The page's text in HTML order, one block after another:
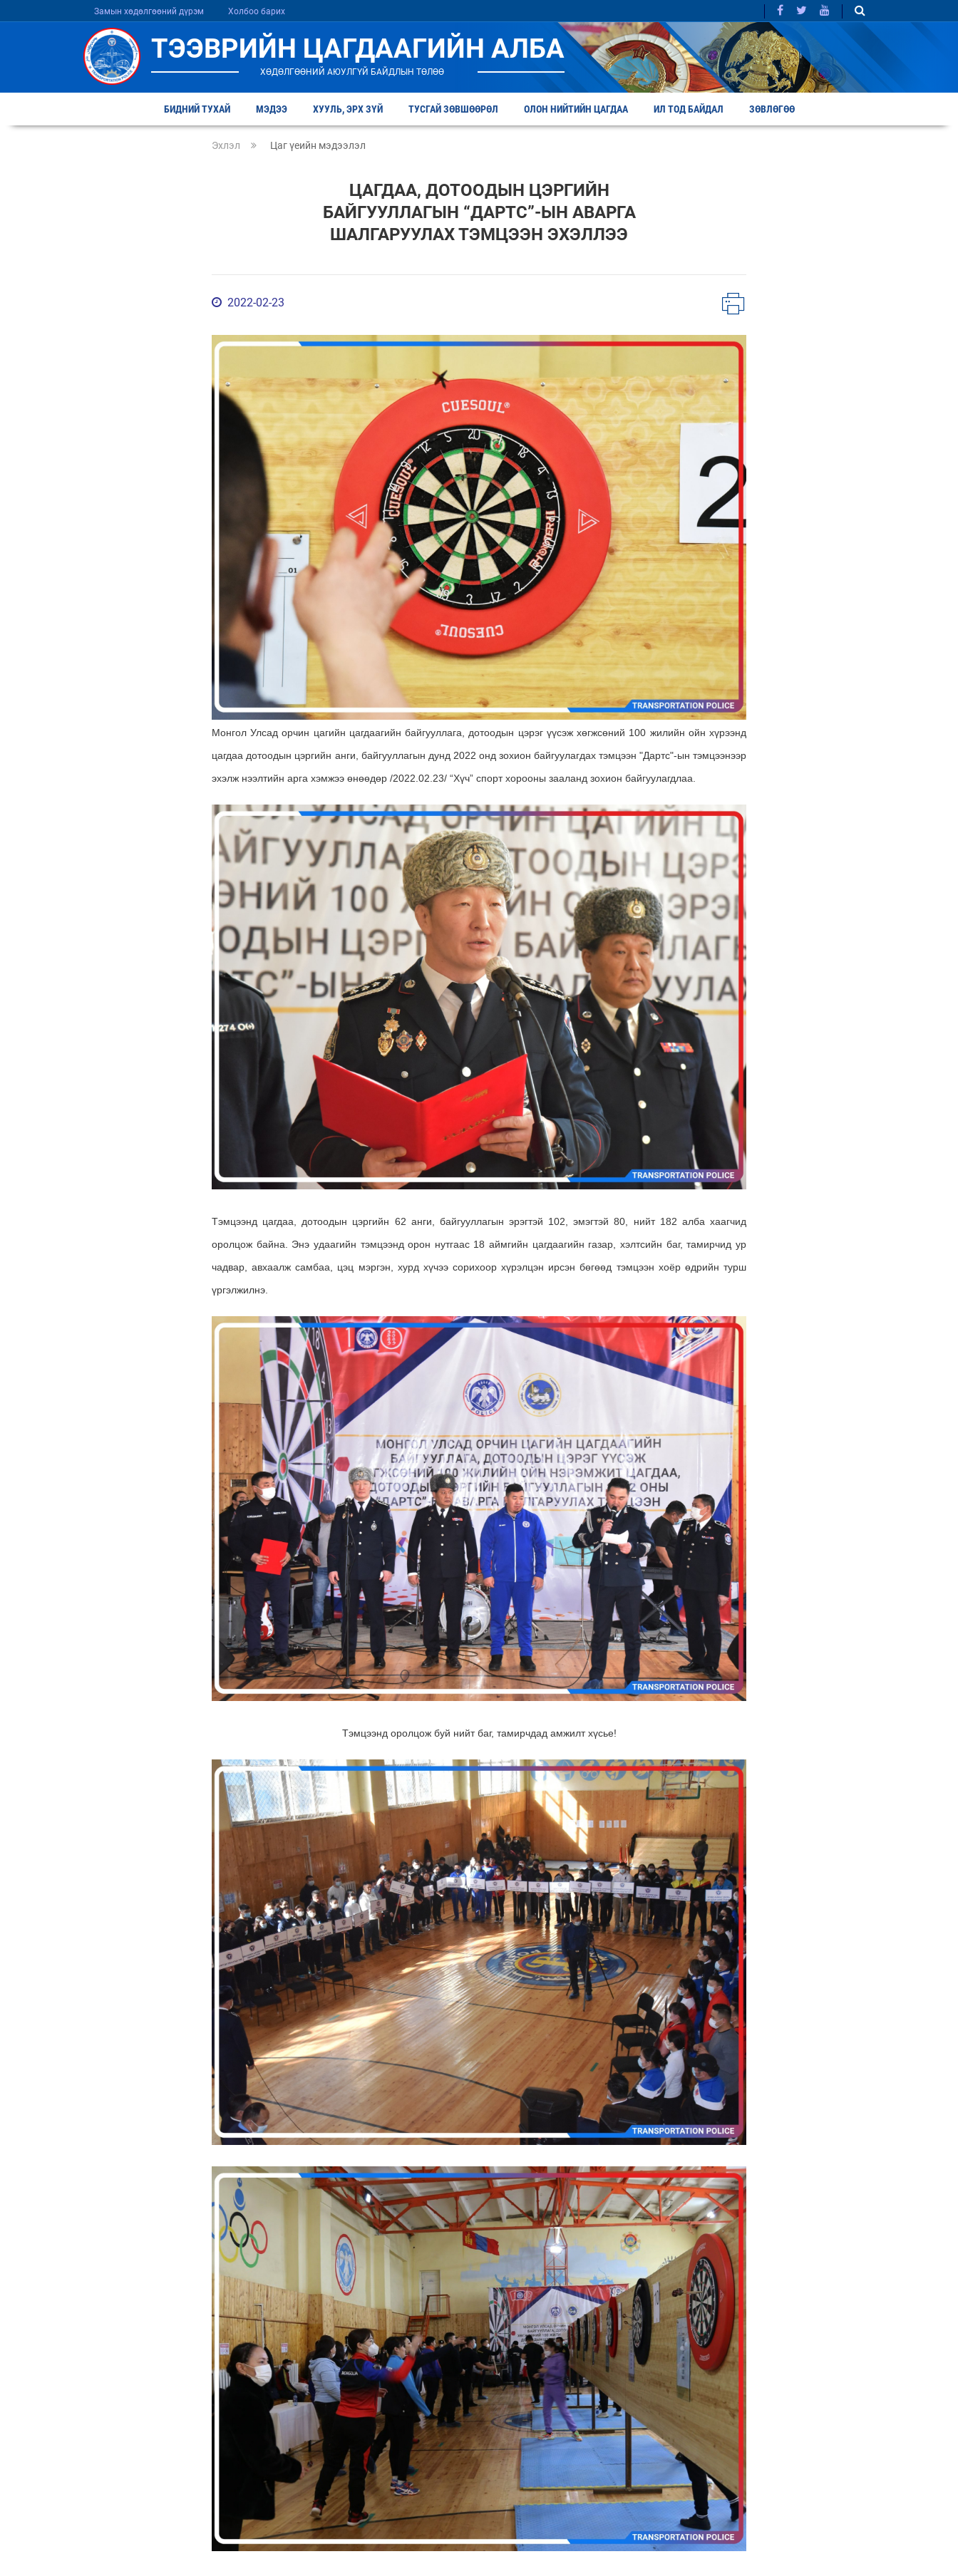
Замын хөдөлгөөний дүрэм Холбоо барих
ТЭЭВРИЙН ЦАГДААГИЙН АЛБА
ХӨДӨЛГӨӨНИЙ АЮУЛГҮЙ БАЙДЛЫН ТӨЛӨӨ
БИДНИЙ ТУХАЙ МЭДЭЭ ХУУЛЬ, ЭРХ ЗҮЙ ТУСГАЙ ЗӨВШӨӨРӨЛ ОЛОН НИЙТИЙН ЦАГДАА ИЛ ТОД БАЙДАЛ ЗӨВЛӨГӨӨ
Эхлэл Цаг үеийн мэдээлэл
ЦАГДАА, ДОТООДЫН ЦЭРГИЙН
БАЙГУУЛЛАГЫН “ДАРТС”-ЫН АВАРГА
ШАЛГАРУУЛАХ ТЭМЦЭЭН ЭХЭЛЛЭЭ
2022-02-23
Монгол Улсад орчин цагийн цагдаагийн байгууллага, дотоодын цэрэг үүсэж хөгжсөний 100 жилийн ойн хүрээнд
цагдаа дотоодын цэргийн анги, байгууллагын дунд 2022 онд зохион байгуулагдах тэмцээн "Дартс"-ын тэмцээнээр
эхэлж нээлтийн арга хэмжээ өнөөдөр /2022.02.23/ “Хүч” спорт хорооны зааланд зохион байгуулагдлаа.
Тэмцээнд цагдаа, дотоодын цэргийн 62 анги, байгууллагын эрэгтэй 102, эмэгтэй 80, нийт 182 алба хаагчид
оролцож байна. Энэ удаагийн тэмцээнд орон нутгаас 18 аймгийн цагдаагийн газар, хэлтсийн баг, тамирчид ур
чадвар, авхаалж самбаа, цэц мэргэн, хурд хүчээ сорихоор хүрэлцэн ирсэн бөгөөд тэмцээн хоёр өдрийн турш
үргэлжилнэ.
Тэмцээнд оролцож буй нийт баг, тамирчдад амжилт хүсье!